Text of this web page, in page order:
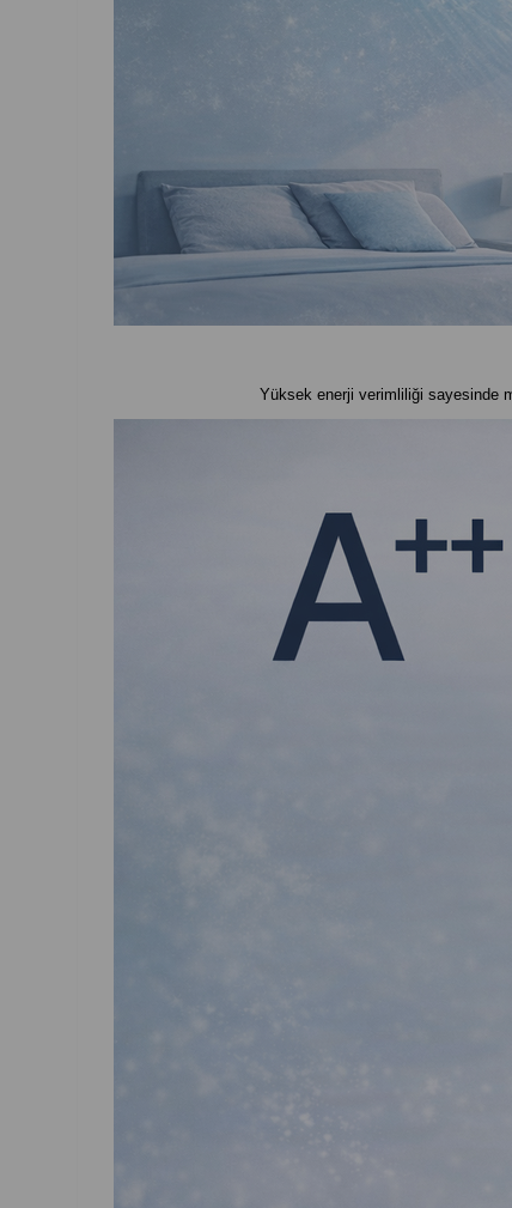
Yüksek enerji verimliliği sayesinde